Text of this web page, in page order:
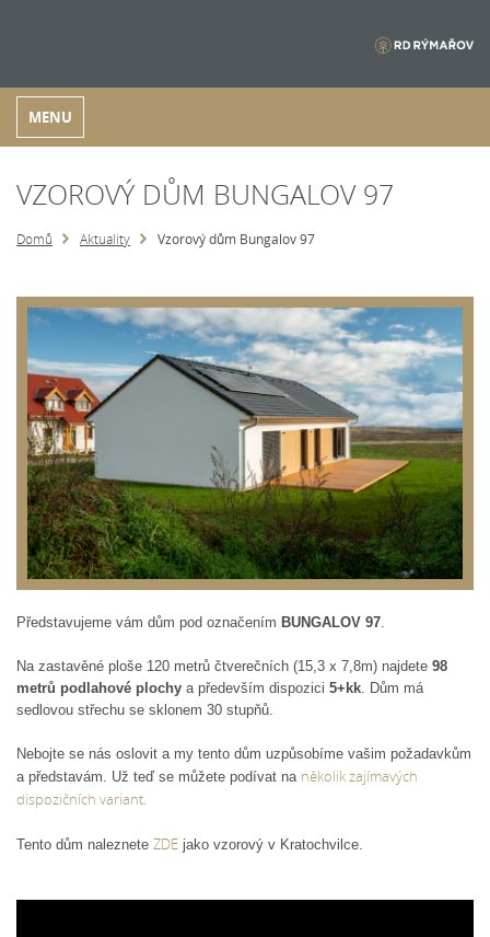
VZOROVÝ DŮM BUNGALOV 97
Domů Aktuality Vzorový dům Bungalov 97
Představujeme vám dům pod označením BUNGALOV 97
Na zastavěné ploše 120 metrů čtverečních (15,3 x 7,8m) najdete 98
metrů podlahové plochy a především dispozici 5+kk . Dům má
sedlovou střechu se sklonem 30 stupňů.
Nebojte se nás oslovit a my tento dům uzpůsobíme vašim požadavkům
a představám. Už teď se můžete podívat na několik zajímavých
dispozičních variant.
Tento dům naleznete ZDE jako vzorový v Kratochvilce.
MENU